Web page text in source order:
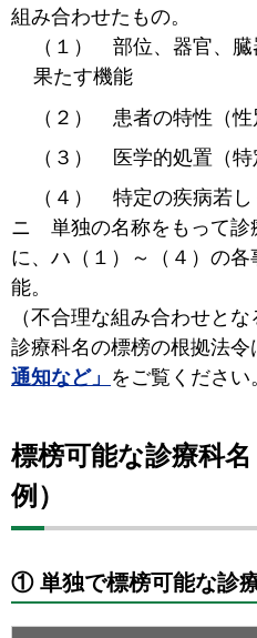
組み合わせたもの。
（１） 部位、器官、
果たす機能
（２） 患者の特性（性
（３） 医学的処置（特
（４） 特定の疾病若
ニ 単独の名称をもって診
に、ハ（１）～（４）の
能。
（不合理な組み合わせとな
診療科名の標榜の根拠法令
通知など」 をご覧ください
標榜可能な診療科
例）
① 単独で標榜可能な診